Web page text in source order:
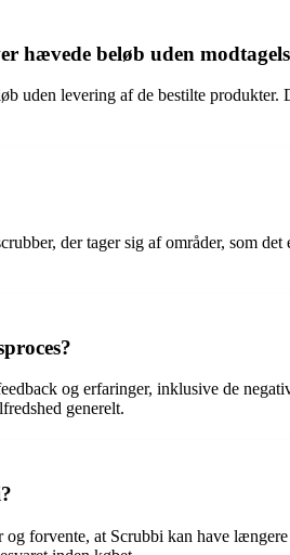
beløb uden
uden levering af de bestilte
der tager sig af områder, som
og erfaringer, inklusive de
generelt.
forvente, at Scrubbi kan have